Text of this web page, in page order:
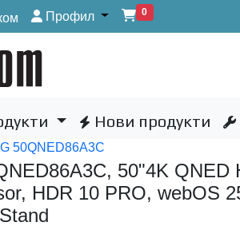
Профил 0
Нови продукти
50QNED86A3C
50"4K
HDR 10 PRO, webOS